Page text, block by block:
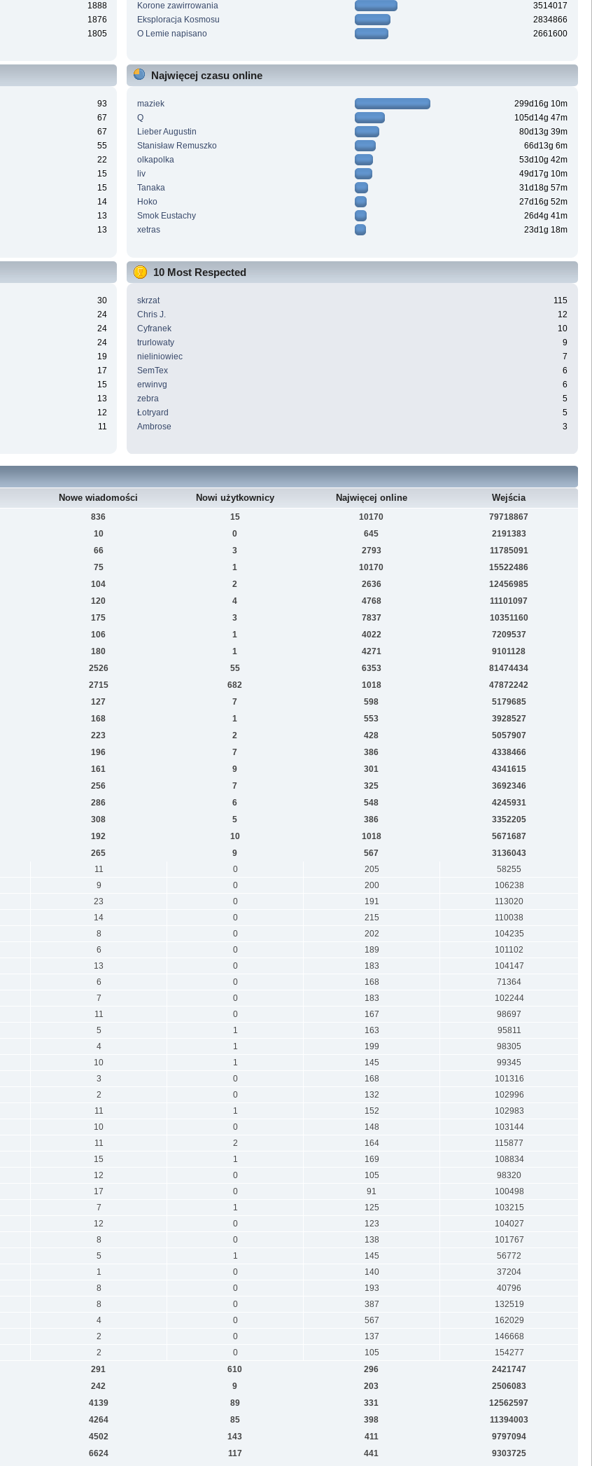
1888
1876
1805
Korone zawirrowania
3514017
Eksploracja Kosmosu
2834866
O Lemie napisano
2661600
93
67
67
55
22
15
15
14
13
13
Najwięcej czasu online
maziek
299d16g 10m
Q
105d14g 47m
Lieber Augustin
80d13g 39m
Stanisław Remuszko
66d13g 6m
olkapolka
53d10g 42m
liv
49d17g 10m
Tanaka
31d18g 57m
Hoko
27d16g 52m
Smok Eustachy
26d4g 41m
xetras
23d1g 18m
30
24
24
24
19
17
15
13
12
11
10 Most Respected
skrzat
115
Chris J.
12
Cyfranek
10
trurlowaty
9
nieliniowiec
7
SemTex
6
erwinvg
6
zebra
5
Łotryard
5
Ambrose
3
Nowe wiadomości Nowi użytkownicy Najwięcej online Wejścia
836 15 10170
79718867
10 0 645
2191383
66 3 2793
11785091
75 1 10170
15522486
104 2 2636
12456985
120 4 4768
11101097
175 3 7837
10351160
106 1 4022
7209537
180 1 4271
9101128
2526 55 6353
81474434
2715 682 1018
47872242
127 7 598
5179685
168 1 553
3928527
223 2 428
5057907
196 7 386
4338466
161 9 301
4341615
256 7 325
3692346
286 6 548
4245931
308 5 386
3352205
192 10 1018
5671687
265 9 567
3136043
11 0 205
58255
9 0 200
106238
23 0 191
113020
14 0 215
110038
8 0 202
104235
6 0 189
101102
13 0 183
104147
6 0 168
71364
7 0 183
102244
11 0 167
98697
5 1 163
95811
4 1 199
98305
10 1 145
99345
3 0 168
101316
2 0 132
102996
11 1 152
102983
10 0 148
103144
11 2 164
115877
15 1 169
108834
12 0 105
98320
17 0 91
100498
7 1 125
103215
12 0 123
104027
8 0 138
101767
5 1 145
56772
1 0 140
37204
8 0 193
40796
8 0 387
132519
4 0 567
162029
2 0 137
146668
2 0 105
154277
291 610 296
2421747
242 9 203
2506083
4139 89 331
12562597
4264 85 398
11394003
4502 143 411
9797094
6624 117 441
9303725